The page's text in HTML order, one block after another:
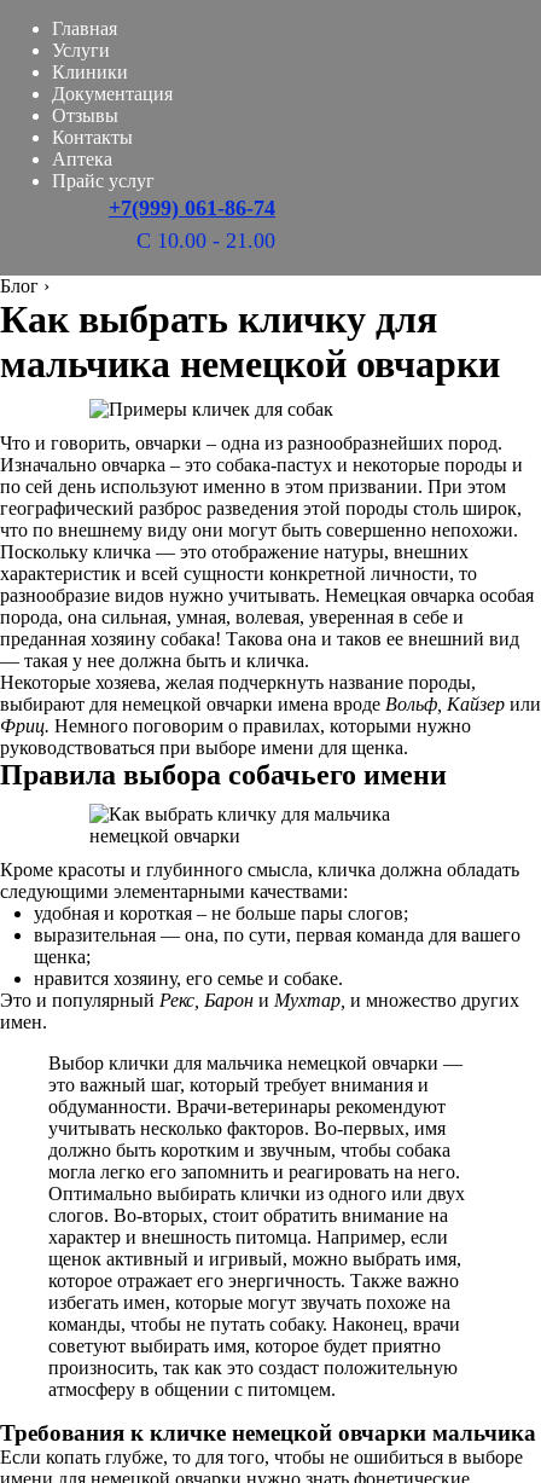
Главная
Услуги
Клиники
Документация
Отзывы
Контакты
Аптека
Прайс услуг
+7(999) 061-86-74
С 10.00 - 21.00
Блог ›
Как выбрать кличку для
мальчика немецкой овчарки
Что и говорить, овчарки – одна из разнообразнейших пород.
Изначально овчарка – это собака-пастух и некоторые породы и
по сей день используют именно в этом призвании. При этом
географический разброс разведения этой породы столь широк,
что по внешнему виду они могут быть совершенно непохожи.
Поскольку кличка — это отображение натуры, внешних
характеристик и всей сущности конкретной личности, то
разнообразие видов нужно учитывать. Немецкая овчарка особая
порода, она сильная, умная, волевая, уверенная в себе и
преданная хозяину собака! Такова она и таков ее внешний вид
— такая у нее должна быть и кличка.
Некоторые хозяева, желая подчеркнуть название породы,
выбирают для немецкой овчарки имена вроде Вольф, Кайзер или
Фриц. Немного поговорим о правилах, которыми нужно
руководствоваться при выборе имени для щенка.
Правила выбора собачьего имени
Кроме красоты и глубинного смысла, кличка должна обладать
следующими элементарными качествами:
удобная и короткая – не больше пары слогов;
выразительная — она, по сути, первая команда для вашего
щенка;
нравится хозяину, его семье и собаке.
Это и популярный Рекс, Барон и Мухтар, и множество других
имен.
Выбор клички для мальчика немецкой овчарки —
это важный шаг, который требует внимания и
обдуманности. Врачи-ветеринары рекомендуют
учитывать несколько факторов. Во-первых, имя
должно быть коротким и звучным, чтобы собака
могла легко его запомнить и реагировать на него.
Оптимально выбирать клички из одного или двух
слогов. Во-вторых, стоит обратить внимание на
характер и внешность питомца. Например, если
щенок активный и игривый, можно выбрать имя,
которое отражает его энергичность. Также важно
избегать имен, которые могут звучать похоже на
команды, чтобы не путать собаку. Наконец, врачи
советуют выбирать имя, которое будет приятно
произносить, так как это создаст положительную
атмосферу в общении с питомцем.
Требования к кличке немецкой овчарки мальчика
Если копать глубже, то для того, чтобы не ошибиться в выборе
имени для немецкой овчарки нужно знать фонетические